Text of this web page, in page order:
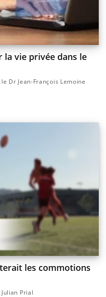
la vie privée dans le
le Dr Jean-François Lemoine
les commotions
Julian Prial